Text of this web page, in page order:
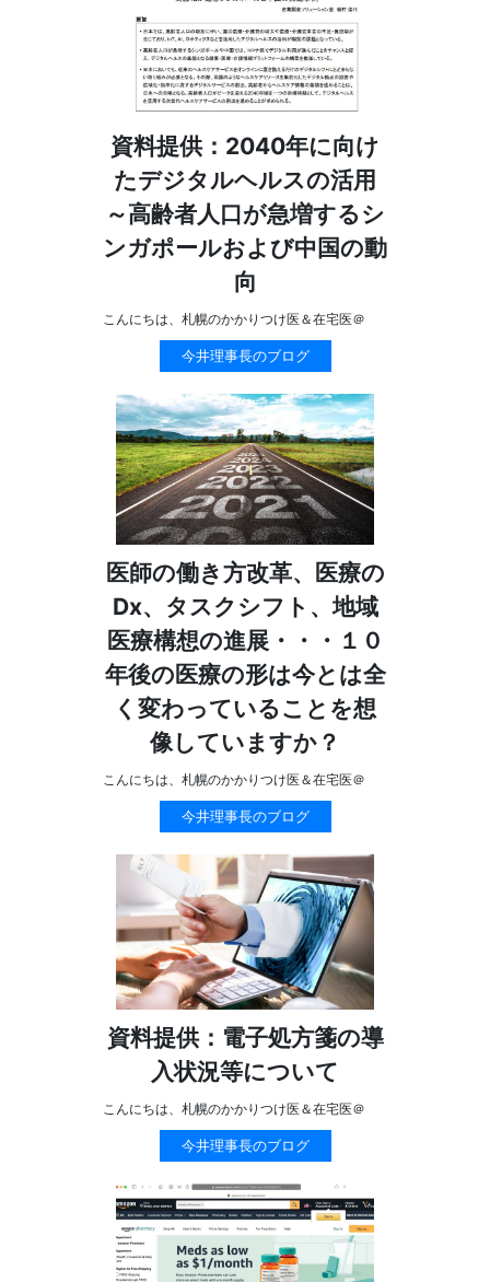
資料提供：2040年に向け
たデジタルヘルスの活用
～高齢者人口が急増するシ
ンガポールおよび中国の動
向
こんにちは、札幌のかかりつけ医＆在宅医＠
今井理事長のブログ
医師の働き方改革、医療の
Dx、タスクシフト、地域
医療構想の進展・・・１０
年後の医療の形は今とは全
く変わっていることを想
像していますか？
こんにちは、札幌のかかりつけ医＆在宅医＠
今井理事長のブログ
資料提供：電子処方箋の導
入状況等について
こんにちは、札幌のかかりつけ医＆在宅医＠
今井理事長のブログ